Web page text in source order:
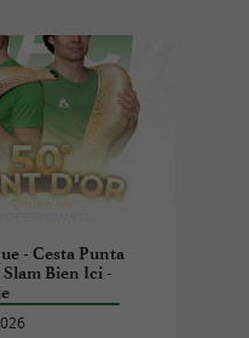
- Cesta Punta
Bien Ici -